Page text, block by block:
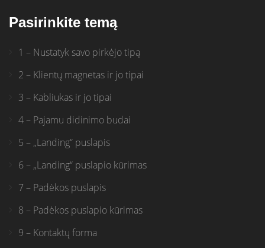
Pasirinkite temą
1 – Nustatyk savo pirkėjo tipą
2 – Klientų magnetas ir jo tipai
3 – Kabliukas ir jo tipai
4 – Pajamu didinimo budai
5 – „Landing“ puslapis
6 – „Landing“ puslapio kūrimas
7 – Padėkos puslapis
8 – Padėkos puslapio kūrimas
9 – Kontaktų forma